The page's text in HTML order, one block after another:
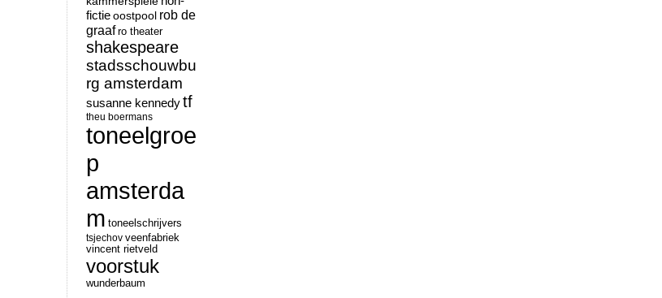
fictieoostpool rob de
graaf ro theater
shakespeare
stadsschouwbu
rg amsterdam
susanne kennedytf
theu boermans
toneelgroe
p
amsterda
m toneelschrijvers
tsjechov veenfabriek
vincent rietveld
voorstuk
wunderbaum